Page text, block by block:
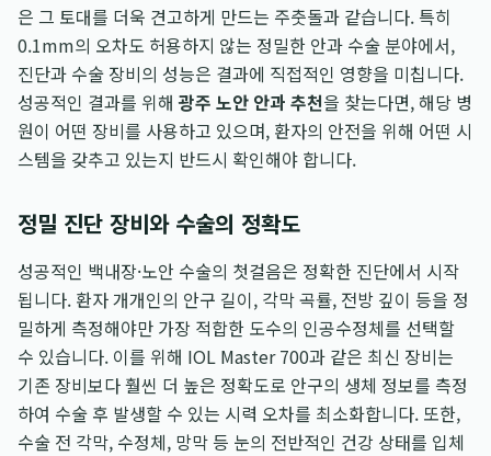
은 그 토대를 더욱 견고하게 만드는 주춧돌과 같습니다. 특히
0.1mm의 오차도 허용하지 않는 정밀한 안과 수술 분야에서,
진단과 수술 장비의 성능은 결과에 직접적인 영향을 미칩니다.
성공적인 결과를 위해광주 노안 안과 추천을 찾는다면, 해당 병
원이 어떤 장비를 사용하고 있으며, 환자의 안전을 위해 어떤 시
스템을 갖추고 있는지 반드시 확인해야 합니다.
정밀 진단 장비와 수술의 정확도
성공적인 백내장·노안 수술의 첫걸음은 정확한 진단에서 시작
됩니다. 환자 개개인의 안구 길이, 각막 곡률, 전방 깊이 등을 정
밀하게 측정해야만 가장 적합한 도수의 인공수정체를 선택할
수 있습니다. 이를 위해 IOL Master 700과 같은 최신 장비는
기존 장비보다 훨씬 더 높은 정확도로 안구의 생체 정보를 측정
하여 수술 후 발생할 수 있는 시력 오차를 최소화합니다. 또한,
수술 전 각막, 수정체, 망막 등 눈의 전반적인 건강 상태를 입체